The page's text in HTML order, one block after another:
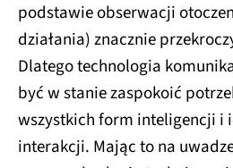
podstawie obserwacji
działania) znacznie
Dlatego technologia
być w stanie zaspokoić
wszystkich form inteligencji i
interakcji. Mając to na